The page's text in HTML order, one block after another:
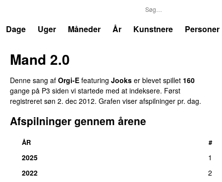
Dage
Uger Måneder År Kunstnere Personer
Mand 2.0
Denne sang af Orgi-E featuring Jooks er blevet spillet 160
gange på P3 siden vi startede med at indeksere. Først
registreret søn 2. dec 2012. Grafen viser afspilninger pr. dag.
Afspilninger gennem årene
ÅR #
2025
1
2022
2